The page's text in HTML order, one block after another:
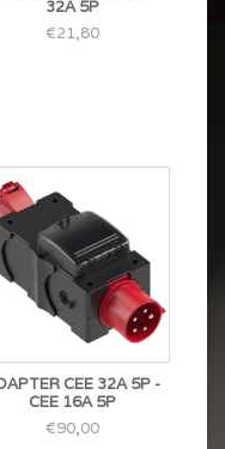
32A 5P
€21,80
CEE 32A 5P -
CEE 16A 5P
€90,00